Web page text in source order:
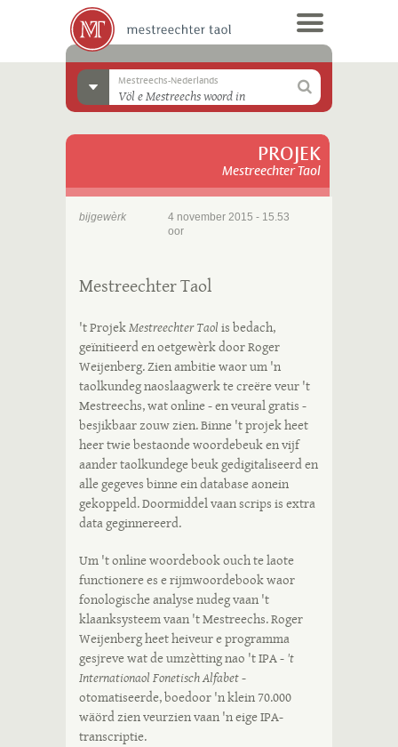
Mestreechs-Nederlands
PROJEK
Mestreechter Taol
bijgewèrk
4 november 2015 - 15.53
oor
Mestreechter Taol
't ProjekMestreechter Taolis bedach,
geïnitieerd en oetgewèrk door Roger
Weijenberg. Zien ambitie waor um 'n
taolkundeg naoslaagwerk te creëre veur 't
Mestreechs, wat online - en veural gratis -
besjikbaar zouw zien. Binne 't projek heet
heer twie bestaonde woordebeuk en vijf
aander taolkundege beuk gedigitaliseerd en
alle gegeves binne ein database aonein
gekoppeld. Doormiddel vaan scrips is extra
data geginnereerd.
Um 't online woordebook ouch te laote
functionere es e rijmwoordebook waor
fonologische analyse nudeg vaan 't
klaanksysteem vaan 't Mestreechs. Roger
Weijenberg heet heiveur e programma
gesjreve wat de umzètting nao 't IPA -'t
Internationaol Fonetisch Alfabet-
otomatiseerde, boedoor 'n klein 70.000
wäörd zien veurzien vaan 'n eige IPA-
transcriptie.